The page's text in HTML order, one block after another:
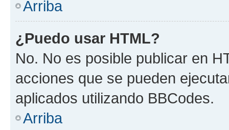
Arriba
¿Puedo usar HTML?
No. No es posible publicar en
acciones que se pueden
aplicados utilizando BBCodes.
Arriba